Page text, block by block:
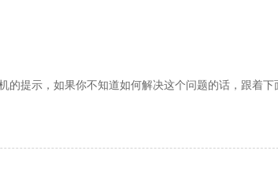
的提示，如果你不知道如何解决这个问题的话，跟着下